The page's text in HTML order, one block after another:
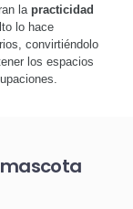
la practicidad
lo hace
convirtiéndolo
los espacios